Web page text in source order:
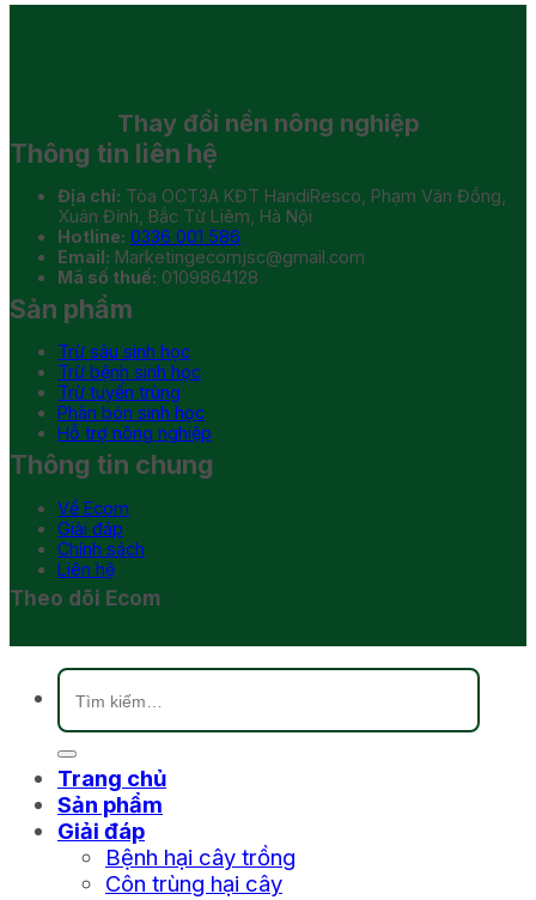
Thay đổi nền nông nghiệp
Thông tin liên hệ
Địa chỉ: Tòa OCT3A KĐT HandiResco, Phạm Văn Đồng,
Xuân Đỉnh, Bắc Từ Liêm, Hà Nội
Hotline: 0336 001 586
Email: Marketingecomjsc@gmail.com
Mã số thuế: 0109864128
Sản phẩm
Trừ sâu sinh học
Trừ bệnh sinh học
Trừ tuyến trùng
Phân bón sinh học
Hỗ trợ nông nghiệp
Thông tin chung
Về Ecom
Giải đáp
Chính sách
Liên hệ
Theo dõi Ecom
Tìm
kiếm:
Trang chủ
Sản phẩm
Giải đáp
Bệnh hại cây trồng
Côn trùng hại cây